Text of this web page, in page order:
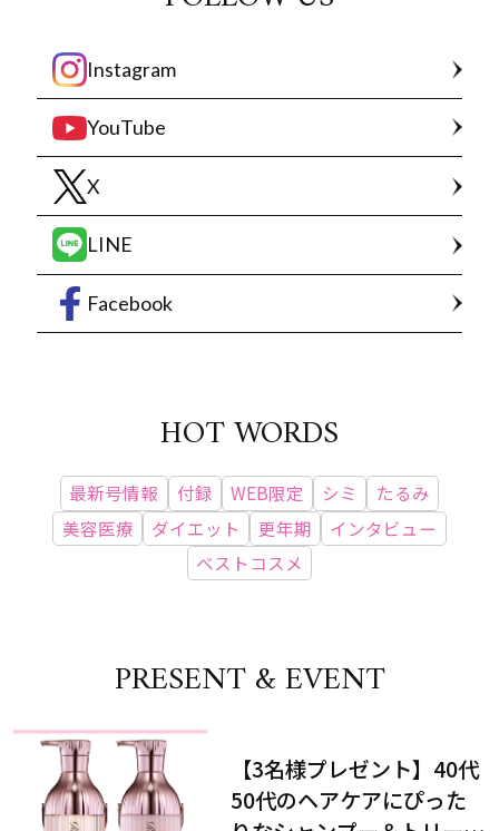
Instagram
YouTube
X
LINE
Facebook
HOT WORDS
最新号情報 付録 WEB限定 シミ
たるみ
美容医療
ダイエット 更年期
インタビュー
ベストコスメ
PRESENT & EVENT
【3名様プレゼント】40代
50代のヘアケアにぴった